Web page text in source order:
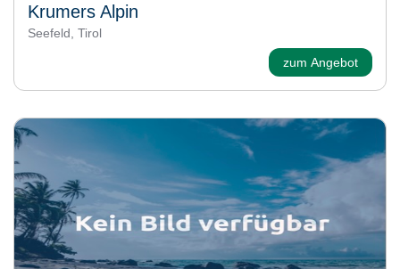
Krumers Alpin
Seefeld, Tirol
zum Angebot